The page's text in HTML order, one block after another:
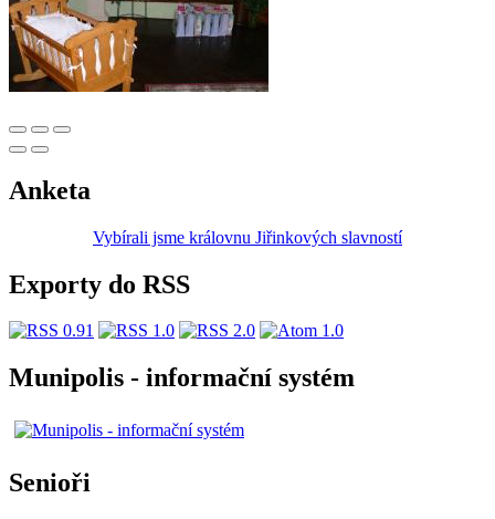
Anketa
Vybírali jsme královnu Jiřinkových slavností
Exporty do RSS
Munipolis - informační systém
Senioři